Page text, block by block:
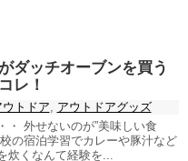
ダッチオーブンを買う
レ！
ウトドア
アウトドアグッズ
・ 外せないのが”美味しい食
の宿泊学習でカレーや豚汁など
炊くなんて経験を...